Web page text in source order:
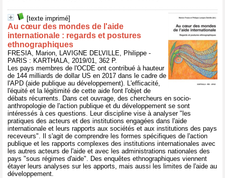
[texte imprimé]
Au cœur des mondes de l'aide
internationale : regards et postures
ethnographiques
FRESIA, Marion, LAVIGNE DELVILLE, Philippe -
PARIS : KARTHALA, 2019/01, 362 P.
Les pays membres de l'OCDE ont contribué à hauteur
de 144 milliards de dollar US en 2017 dans le cadre de
l'APD (aide publique au développement). L'efficacité,
l'équité et la légitimité de cette aide font l'objet de
débats récurrents. Dans cet ouvrage, des chercheurs en socio-
anthropologie de l'action publique et du développement se sont
intéressés à ces questions. Leur discipline vise à analyser "les
pratiques des acteurs et des institutions engagées dans l'aide
internationale et leurs rapports aux sociétés et aux institutions des pays
receveurs". Il s'agit de comprendre les formes spécifiques de l'action
publique et les rapports complexes des institutions internationales avec
les autres acteurs de l'aide et avec les administrations nationales des
pays "sous régimes d'aide". Des enquêtes ethnographiques viennent
étayer leurs analyses sur les apports, mais aussi les limites de l'aide au
développement.